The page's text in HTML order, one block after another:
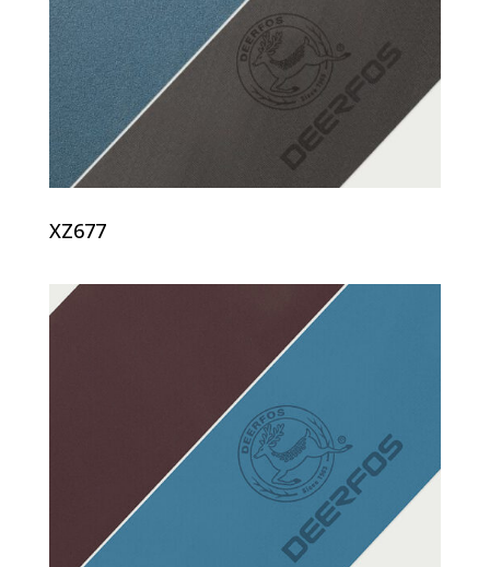
XZ677